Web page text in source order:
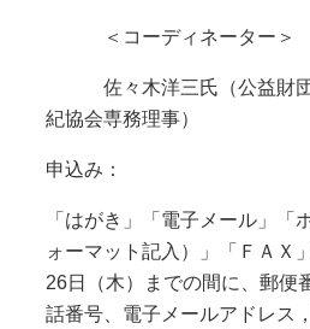
＜コーディネーター＞
佐々木洋三氏（公益財団
紀協会専務理事）
申込み：
「はがき」「電子メール」「
ォーマット記入）」「ＦＡＸ
26日（木）までの間に、郵便
話番号、電子メールアドレス